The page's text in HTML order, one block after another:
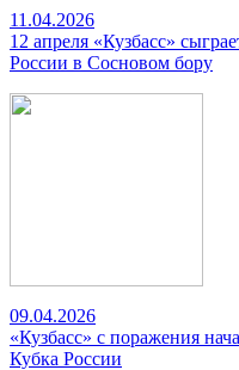
11.04.2026
12 апреля «Кузбасс»
России в Сосновом бору
09.04.2026
«Кузбасс» с поражения
Кубка России